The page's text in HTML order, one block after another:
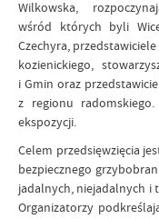
Wilkowska,
wśród których byli
Czechyra,
kozienickiego,
i Gmin oraz
z regionu
ekspozycji.
Celem przedsięwzięcia
bezpiecznego
jadalnych, niejadalnych i
Organizatorzy